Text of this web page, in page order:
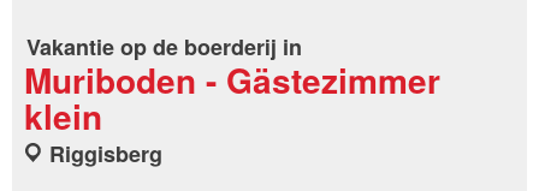
Vakantie op de boerderij in
Muriboden - Gästezimmer
klein
Riggisberg